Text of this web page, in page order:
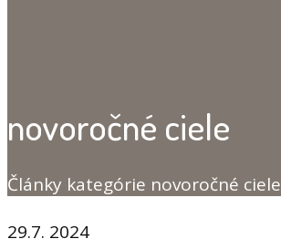
novoročné ciele
Články kategórie novoročné ciele
29.7. 2024